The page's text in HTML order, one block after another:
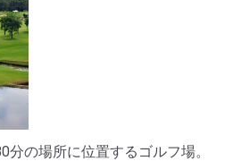
の場所に位置するゴルフ場。